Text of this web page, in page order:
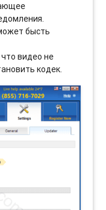
бысть
видео не
кодек.